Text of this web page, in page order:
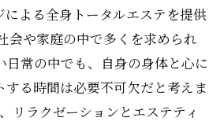
による全身トータルエステを提供
会や家庭の中で多くを求められ
日常の中でも、自身の身体と心に
する時間は必要不可欠だと考えま
リラクゼーションとエステティ